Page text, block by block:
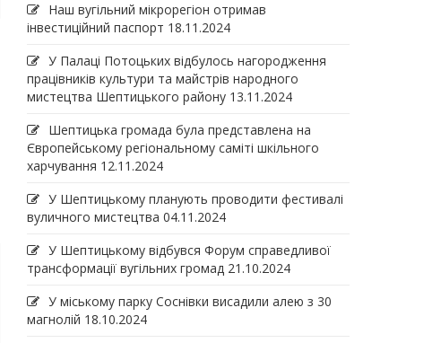
Наш вугільний мікрорегіон отримав
інвеcтиційний паспорт 18.11.2024
У Палаці Потоцьких відбулось нагородження
працівників культури та майстрів народного
мистецтва Шептицького району 13.11.2024
Шептицька громада була представлена на
Європейському регіональному саміті шкільного
харчування 12.11.2024
У Шептицькому планують проводити фестивалі
вуличного мистецтва 04.11.2024
У Шептицькому відбувся Форум справедливої
трансформації вугільних громад 21.10.2024
У міському парку Соснівки висадили алею з 30
магнолій 18.10.2024